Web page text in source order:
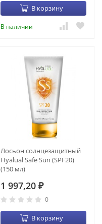
В корзину
В наличии
Лосьон солнцезащитный
Hyalual Safe Sun (SPF20)
(150 мл)
1 997,20 ₽
0
В корзину